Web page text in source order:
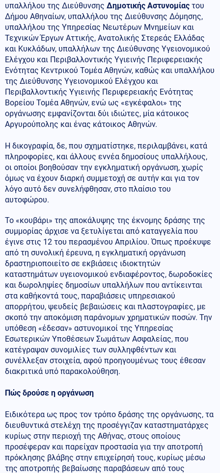
υπαλλήλου της Διεύθυνσης Δημοτικής Αστυνομίας του
Δήμου Αθηναίων, υπαλλήλου της Διεύθυνσης Δόμησης,
υπαλλήλου της Υπηρεσίας Νεωτέρων Μνημείων και
Τεχνικών Έργων Αττικής, Ανατολικής Στερεάς Ελλάδας
και Κυκλάδων, υπαλλήλων της Διεύθυνσης Υγειονομικού
Ελέγχου και Περιβαλλοντικής Υγιεινής Περιφερειακής
Ενότητας Κεντρικού Τομέα Αθηνών, καθώς και υπαλλήλου
της Διεύθυνσης Υγειονομικού Ελέγχου και
Περιβαλλοντικής Υγιεινής Περιφερειακής Ενότητας
Βορείου Τομέα Αθηνών, ενώ ως «εγκέφαλοι» της
οργάνωσης εμφανίζονται δύι ιδιώτες, μία κάτοικος
Αργυρούπολης και ένας κάτοικος Αθηνών.
Η δικογραφία, δε, που σχηματίστηκε, περιλαμβάνει, κατά
πληροφορίες, και άλλους εννέα δημοσίους υπαλλήλους,
οι οποίοι βοηθούσαν την εγκληματική οργάνωση, χωρίς
όμως να έχουν διαρκή συμμετοχή σε αυτήν και για τον
λόγο αυτό δεν συνελήφθησαν, στο πλαίσιο του
αυτοφώρου.
Το «κουβάρι» της αποκάλυψης της έκνομης δράσης της
συμμορίας άρχισε να ξετυλίγεται από καταγγελία που
έγινε στις 12 του περασμένου Απριλίου. Όπως προέκυψε
από τη συνολική έρευνα, η εγκληματική οργάνωση
δραστηριοποιείτο σε εκβιάσεις ιδιοκτητών
καταστημάτων υγειονομικού ενδιαφέροντος, δωροδοκίες
και δωροληψίες δημοσίων υπαλλήλων που αντίκεινται
στα καθήκοντά τους, παραβιάσεις υπηρεσιακού
απορρήτου, ψευδείς βεβαιώσεις και πλαστογραφίες, με
σκοπό την αποκόμιση παράνομων χρηματικών ποσών. Την
υπόθεση «έδεσαν» αστυνομικοί της Υπηρεσίας
Εσωτερικών Υποθέσεων Σωμάτων Ασφαλείας, που
κατέγραψαν συνομιλίες των συλληφθέντων και
συνέλλεξαν στοιχεία, αφού προηγουμένως τους έθεσαν
διακριτικά υπό παρακολούθηση.
Πώς δρούσε η οργάνωση
Ειδικότερα ως προς τον τρόπο δράσης της οργάνωσης, τα
διευθυντικά στελέχη της προσέγγιζαν καταστηματάρχες
κυρίως στην περιοχή της Αθήνας, στους οποίους
προσέφεραν και παρείχαν προστασία για την αποτροπή
πρόκλησης βλάβης στην επιχείρησή τους, κυρίως μέσω
της αποτροπής βεβαίωσης παραβάσεων από τους